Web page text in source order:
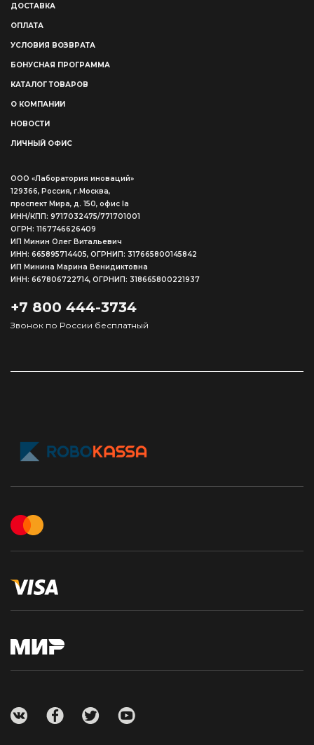
ДОСТАВКА
ОПЛАТА
УСЛОВИЯ ВОЗВРАТА
БОНУСНАЯ ПРОГРАММА
КАТАЛОГ ТОВАРОВ
О КОМПАНИИ
НОВОСТИ
ЛИЧНЫЙ ОФИС
ООО «Лаборатория иноваций»
129366, Россия, г.Москва,
проспект Мира, д. 150, офис Ia
ИНН/КПП: 9717032475/771701001
ОГРН: 1167746626409
ИП Минин Олег Витальевич
ИНН: 665895714405, ОГРНИП: 317665800145842
ИП Минина Марина Венидиктовна
ИНН: 667806722714, ОГРНИП: 318665800221937
+7 800 444-3734
Звонок по России бесплатный